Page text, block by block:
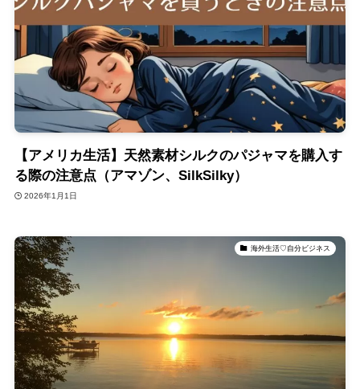
【アメリカ生活】天然素材シルクのパジャマを購入す
る際の注意点（アマゾン、SilkSilky）
2026年1月1日
海外生活♡自分ビジネス